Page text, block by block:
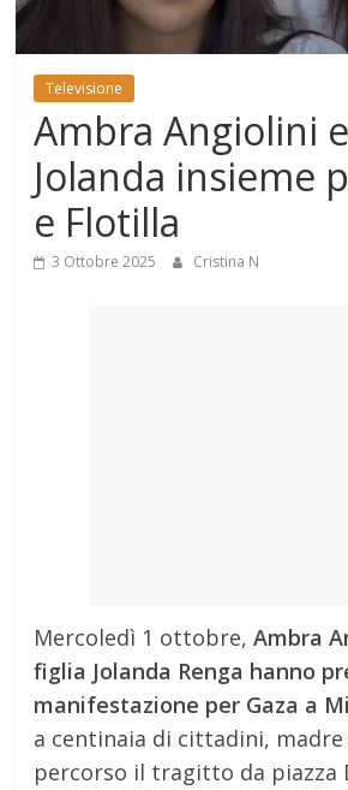
Mondo
Televisione
Ambra Angiolini
Jolanda insieme
e Flotilla
3 Ottobre 2025 Cristina N
Mercoledì 1 ottobre,Ambra
figlia Jolanda Renga hanno
manifestazione per Gaza a
a centinaia di cittadini,
percorso il tragitto da piazza